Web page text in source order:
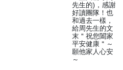
先生的)，感謝
好讀團隊！也
和過去一樣，
給周先生的文
末＂祝您闔家
平安健康＂～
願他家人心安
～